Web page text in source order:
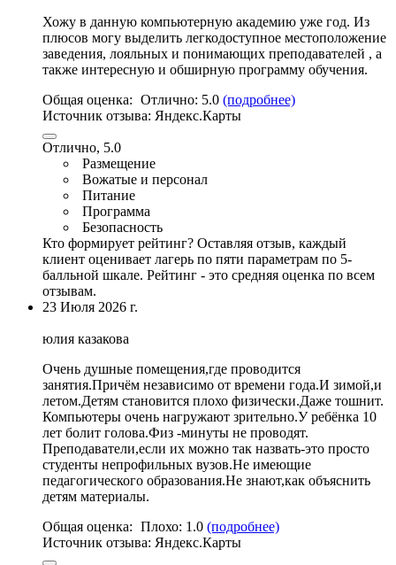
Хожу в данную компьютерную академию уже год. Из
плюсов могу выделить легкодоступное местоположение
заведения, лояльных и понимающих преподавателей , а
также интересную и обширную программу обучения.
Общая оценка: Отлично: 5.0 (подробнее)
Источник отзыва: Яндекс.Карты
Отлично, 5.0
Размещение
Вожатые и персонал
Питание
Программа
Безопасность
Кто формирует рейтинг? Оставляя отзыв, каждый
клиент оценивает лагерь по пяти параметрам по 5-
балльной шкале. Рейтинг - это средняя оценка по всем
отзывам.
23 Июля 2026 г.
юлия казакова
Очень душные помещения,где проводится
занятия.Причём независимо от времени года.И зимой,и
летом.Детям становится плохо физически.Даже тошнит.
Компьютеры очень нагружают зрительно.У ребёнка 10
лет болит голова.Физ -минуты не проводят.
Преподаватели,если их можно так назвать-это просто
студенты непрофильных вузов.Не имеющие
педагогического образования.Не знают,как объяснить
детям материалы.
Общая оценка: Плохо: 1.0 (подробнее)
Источник отзыва: Яндекс.Карты